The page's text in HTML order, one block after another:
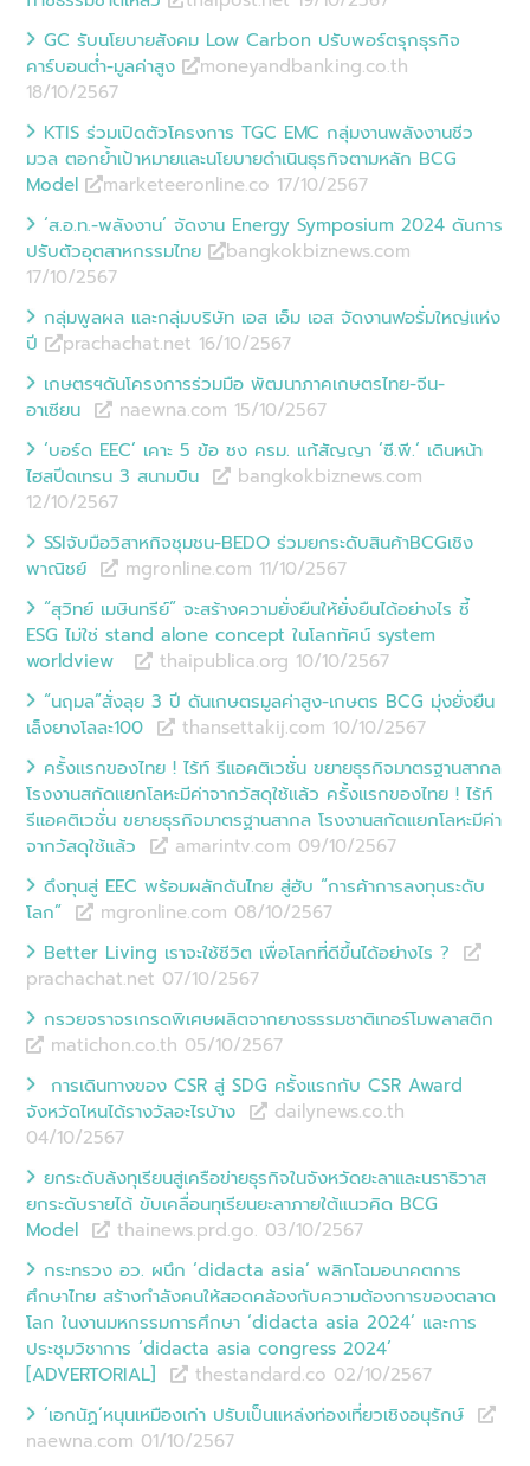
GC รับนโยบายสังคม Low Carbon ปรับพอร์ตรุกธุรกิจ
คาร์บอนต่ำ-มูลค่าสูง
moneyandbanking.co.th
18/10/2567
KTIS ร่วมเปิดตัวโครงการ TGC EMC กลุ่มงานพลังงานชีว
มวล ตอกย้ำเป้าหมายและนโยบายดำเนินธุรกิจตามหลัก BCG
Model
marketeeronline.co 17/10/2567
‘ส.อ.ท.-พลังงาน’ จัดงาน Energy Symposium 2024 ดันการ
ปรับตัวอุตสาหกรรมไทย
bangkokbiznews.com
17/10/2567
กลุ่มพูลผล และกลุ่มบริษัท เอส เอ็ม เอส จัดงานฟอรั่มใหญ่แห่ง
ปี
prachachat.net 16/10/2567
เกษตรฯดันโครงการร่วมมือ พัฒนาภาคเกษตรไทย-จีน-
อาเซียน
naewna.com 15/10/2567
‘บอร์ด EEC’ เคาะ 5 ข้อ ชง ครม. แก้สัญญา ‘ซี.พี.‘ เดินหน้า
ไฮสปีดเทรน 3 สนามบิน
bangkokbiznews.com
12/10/2567
SSIจับมือวิสาหกิจชุมชน-BEDO ร่วมยกระดับสินค้าBCGเชิง
พาณิชย์
mgronline.com 11/10/2567
“สุวิทย์ เมษินทรีย์” จะสร้างความยั่งยืนให้ยั่งยืนได้อย่างไร ชี้
ESG ไม่ใช่ stand alone concept ในโลกทัศน์ system
worldview
thaipublica.org 10/10/2567
“นฤมล”สั่งลุย 3 ปี ดันเกษตรมูลค่าสูง-เกษตร BCG มุ่งยั่งยืน
เล็งยางโลละ100
thansettakij.com 10/10/2567
ครั้งแรกของไทย ! ไร้ท์ รีแอคติเวชั่น ขยายธุรกิจมาตรฐานสากล
โรงงานสกัดแยกโลหะมีค่าจากวัสดุใช้แล้ว ครั้งแรกของไทย ! ไร้ท์
รีแอคติเวชั่น ขยายธุรกิจมาตรฐานสากล โรงงานสกัดแยกโลหะมีค่า
จากวัสดุใช้แล้ว
amarintv.com 09/10/2567
ดึงทุนสู่ EEC พร้อมผลักดันไทย สู่ฮับ “การค้าการลงทุนระดับ
โลก”
mgronline.com 08/10/2567
Better Living เราจะใช้ชีวิต เพื่อโลกที่ดีขึ้นได้อย่างไร ?
prachachat.net 07/10/2567
กรวยจราจรเกรดพิเศษผลิตจากยางธรรมชาติเทอร์โมพลาสติก
matichon.co.th 05/10/2567
การเดินทางของ CSR สู่ SDG ครั้งแรกกับ CSR Award
จังหวัดไหนได้รางวัลอะไรบ้าง
dailynews.co.th
04/10/2567
ยกระดับล้งทุเรียนสู่เครือข่ายธุรกิจในจังหวัดยะลาและนราธิวาส
ยกระดับรายได้ ขับเคลื่อนทุเรียนยะลาภายใต้แนวคิด BCG
Model
thainews.prd.go. 03/10/2567
กระทรวง อว. ผนึก ‘didacta asia’ พลิกโฉมอนาคตการ
ศึกษาไทย สร้างกำลังคนให้สอดคล้องกับความต้องการของตลาด
โลก ในงานมหกรรมการศึกษา ‘didacta asia 2024’ และการ
ประชุมวิชาการ ‘didacta asia congress 2024’
[ADVERTORIAL]
thestandard.co 02/10/2567
‘เอกนัฏ’หนุนเหมืองเก่า ปรับเป็นแหล่งท่องเที่ยวเชิงอนุรักษ์
naewna.com 01/10/2567